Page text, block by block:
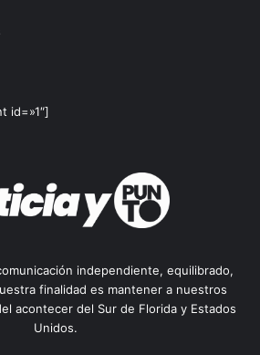
id=»1″]
independiente, equilibrado,
finalidad es mantener a nuestros
acontecer del Sur de Florida y Estados
Unidos.